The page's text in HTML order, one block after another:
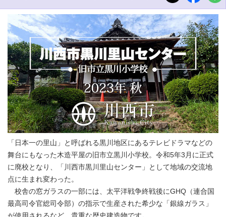
「日本一の里山」と呼ばれる黒川地区にあるテレビドラマなどの
舞台にもなった木造平屋の旧市立黒川小学校。令和5年3月に正式
に廃校となり、「川西市黒川里山センター」として地域の交流地
点に生まれ変わった。
校舎の窓ガラスの一部には、太平洋戦争終戦後にGHQ（連合国
最高司令官総司令部）の指示で生産された希少な「銀線ガラス」